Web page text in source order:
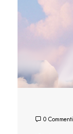
0 Commenti